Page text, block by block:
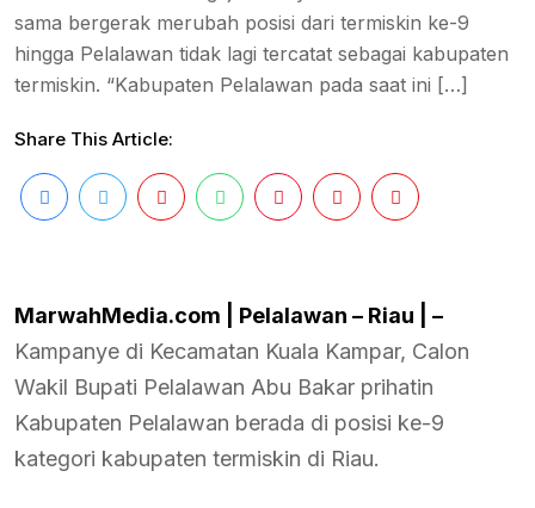
sama bergerak merubah posisi dari termiskin ke-9
hingga Pelalawan tidak lagi tercatat sebagai kabupaten
termiskin. “Kabupaten Pelalawan pada saat ini […]
Share This Article:
MarwahMedia.com | Pelalawan – Riau | –
Kampanye di Kecamatan Kuala Kampar, Calon
Wakil Bupati Pelalawan Abu Bakar prihatin
Kabupaten Pelalawan berada di posisi ke-9
kategori kabupaten termiskin di Riau.